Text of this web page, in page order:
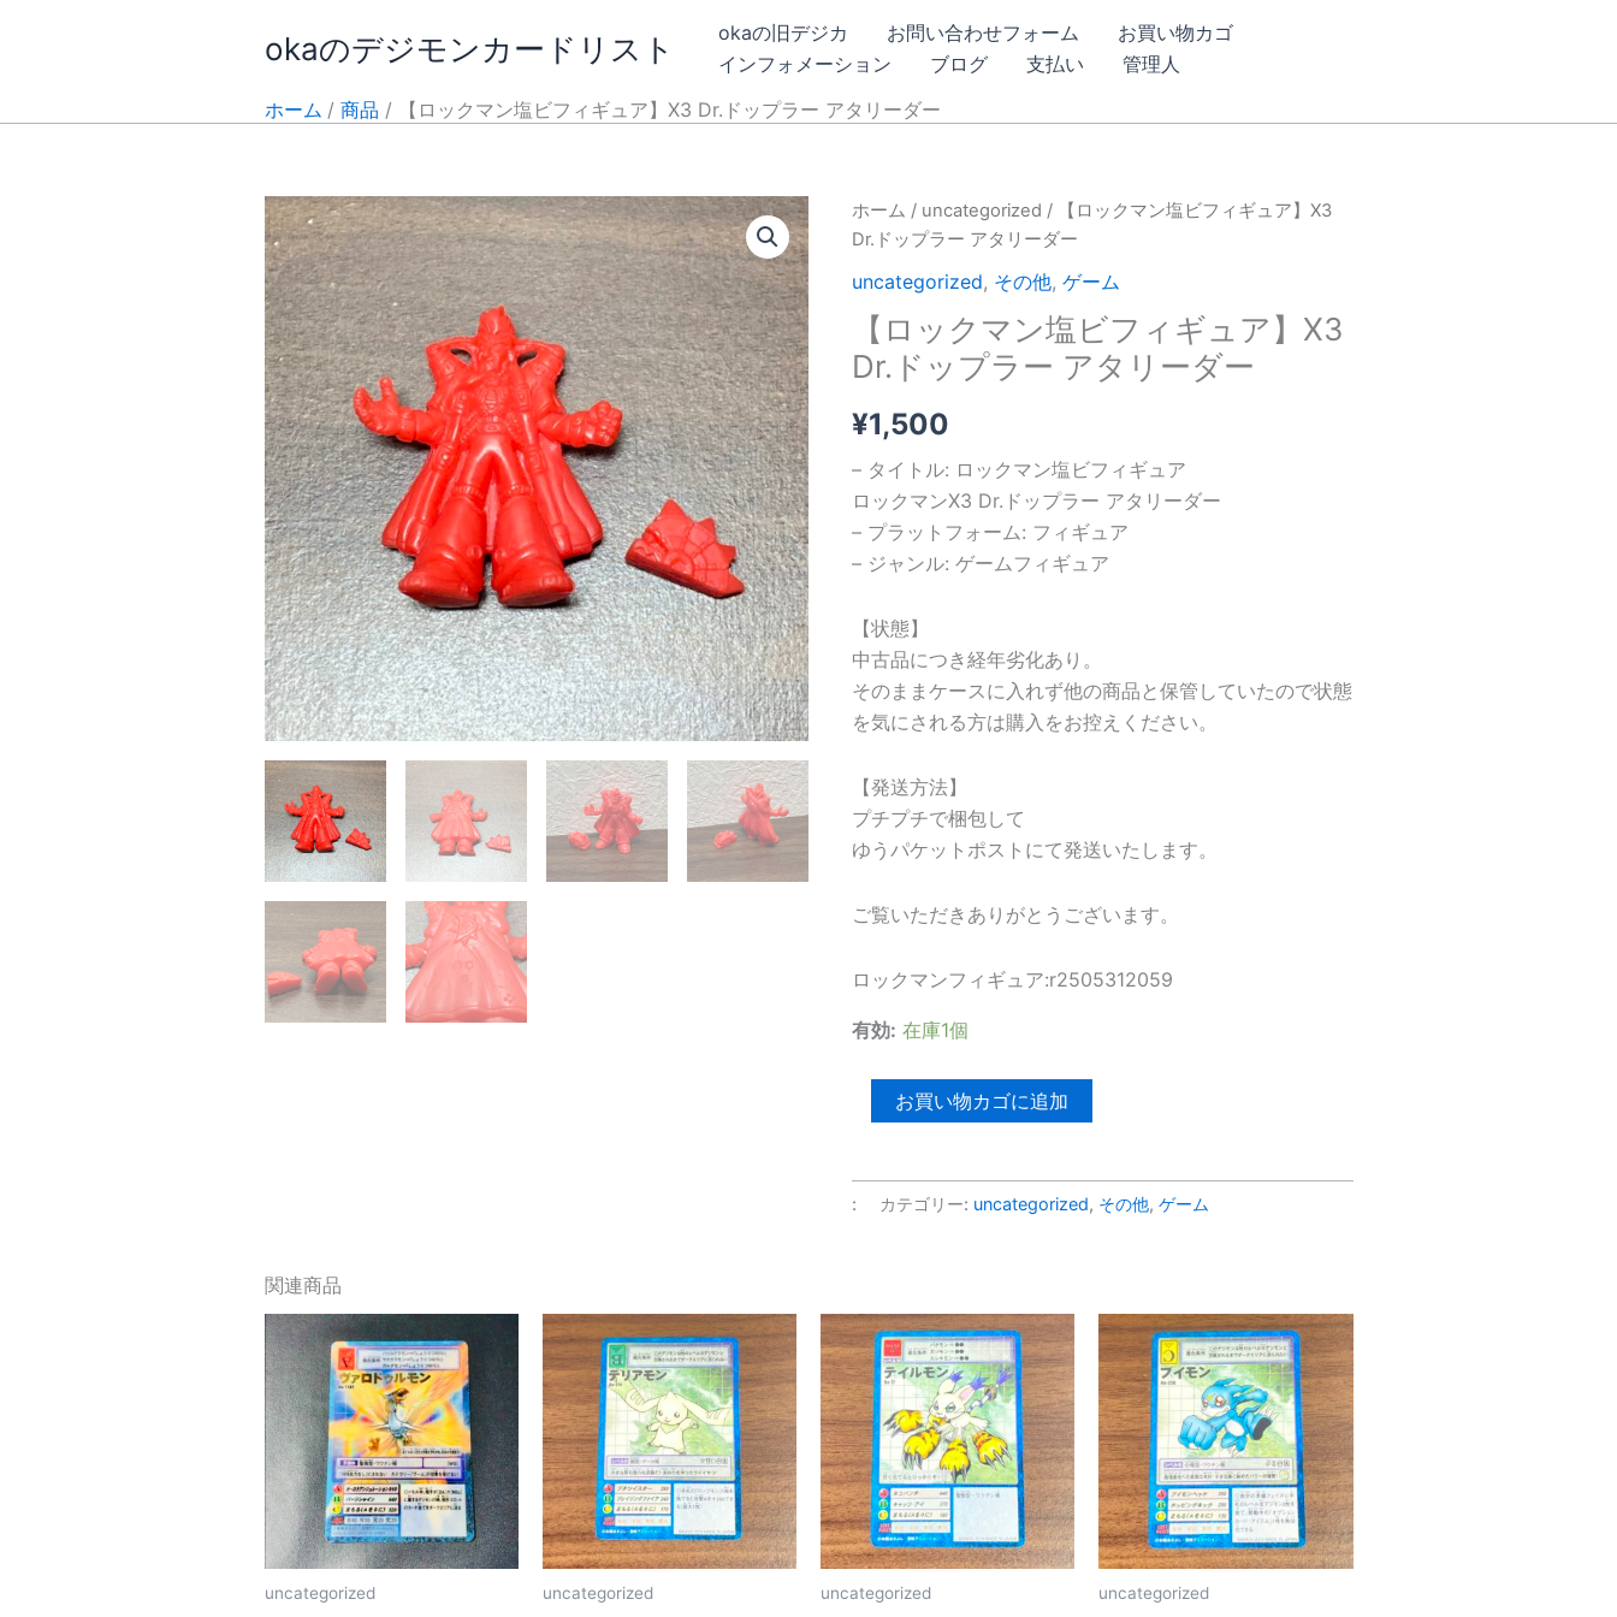
okaのデジモンカードリスト okaの旧デジカ お問い合わせフォーム
お買い物カゴ
インフォメーション
ブログ 支払い
管理人
ホーム
商品 【ロックマン塩ビフィギュア】X3 Dr.ドップラー アタリーダー
ホーム / uncategorized / 【ロックマン塩ビフィギュア】X3
Dr.ドップラー アタリーダー
uncategorized, その他,ゲーム
【ロックマン塩ビフィギュア】X3
Dr.ドップラー アタリーダー
¥1,500
– タイトル: ロックマン塩ビフィギュア
ロックマンX3 Dr.ドップラー アタリーダー
– プラットフォーム: フィギュア
– ジャンル: ゲームフィギュア
【状態】
中古品につき経年劣化あり。
そのままケースに入れず他の商品と保管していたので状態
を気にされる方は購入をお控えください。
【発送方法】
プチプチで梱包して
ゆうパケットポストにて発送いたします。
ご覧いただきありがとうございます。
ロックマンフィギュア:r2505312059
有効: 在庫1個
マ
ン
フ
ィ
ギ
ュ
ア】
X3
Dr.
ド
ッ
プ
お買い物カゴに追加
: カテゴリー: uncategorized, その他,ゲーム
関連商品
uncategorized uncategorized uncategorized uncategorized